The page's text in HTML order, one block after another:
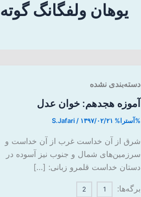
یوهان ولفگانگ گوته
دسته‌بندی نشده
آموزه هجدهم: خوان عدل
%آسترا% S.Jafari / ۱۳۹۷/۰۲/۲۱
شرق از آن خداست غرب از آن خداست و
سرزمین‌های شمال و جنوب نیز آسوده در
دستان خداست قلمرو زبانی: […]
برگه‌ها: 1
2